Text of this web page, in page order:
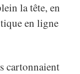
la tête, en
en ligne
cartonnaient